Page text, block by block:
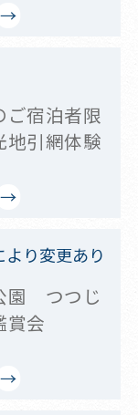
ご宿泊者限
地引網体験
り変更あり
園 つつじ
賞会